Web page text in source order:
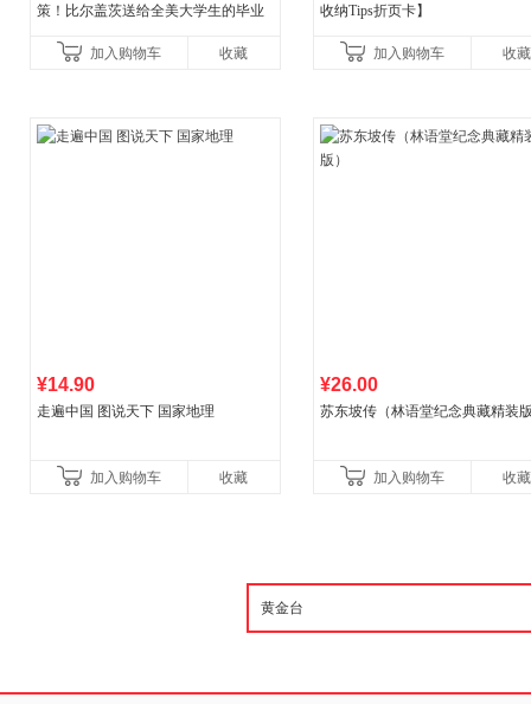
策！比尔盖茨送给全美大学生的毕业
书！）读客经管文库
加入购物车 收藏
收纳Tips折页卡】
加入购物车 收藏
¥14.90
走遍中国 图说天下 国家地理
加入购物车 收藏
¥26.00
苏东坡传（林语堂纪念典藏精装
加入购物车 收藏